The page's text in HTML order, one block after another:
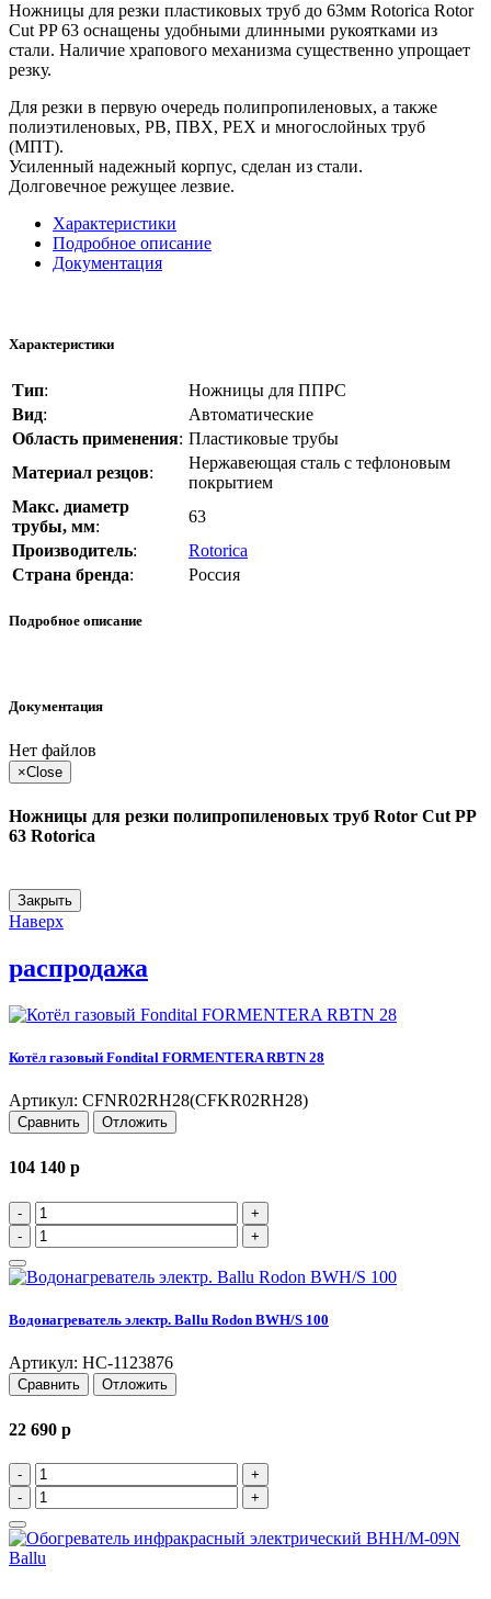
Ножницы для резки пластиковых труб до 63мм Rotorica Rotor
Cut PP 63 оснащены удобными длинными рукоятками из
стали. Наличие храпового механизма существенно упрощает
резку.
Для резки в первую очередь полипропиленовых, а также
полиэтиленовых, PB, ПВХ, PEX и многослойных труб
(МПТ).
Усиленный надежный корпус, сделан из стали.
Долговечное режущее лезвие.
Характеристики
Подробное описание
Документация
Характеристики
Тип:
Ножницы для ППРС
Вид:
Автоматические
Область применения: Пластиковые трубы
Материал резцов:
Нержавеющая сталь с тефлоновым
покрытием
Макс. диаметр
трубы, мм:
63
Производитель:
Rotorica
Страна бренда: Россия
Подробное описание
Документация
Нет файлов
×Close
Ножницы для резки полипропиленовых труб Rotor Cut PP
63 Rotorica
Закрыть
Наверх
распродажа
Котёл газовый Fondital FORMENTERA RBTN 28
Артикул: CFNR02RH28(CFKR02RH28)
Сравнить Отложить
104 140 p
-
+
-
+
Водонагреватель электр. Ballu Rodon BWH/S 100
Артикул: НС-1123876
Сравнить Отложить
22 690 p
-
+
-
+